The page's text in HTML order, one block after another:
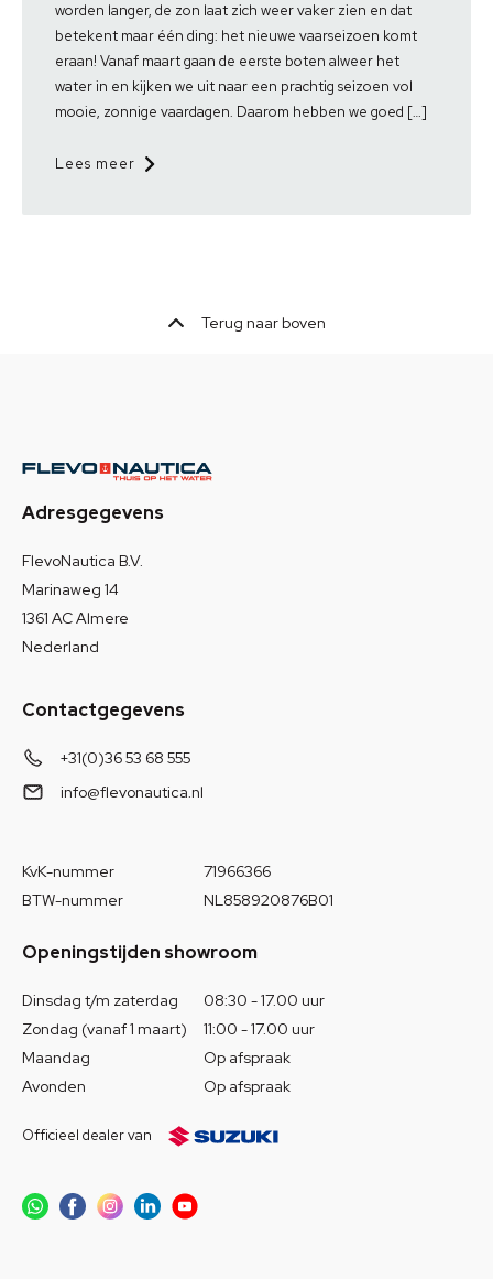
worden langer, de zon laat zich weer vaker zien en dat
betekent maar één ding: het nieuwe vaarseizoen komt
eraan! Vanaf maart gaan de eerste boten alweer het
water in en kijken we uit naar een prachtig seizoen vol
mooie, zonnige vaardagen. Daarom hebben we goed […]
Lees meer
Terug naar boven
Adresgegevens
FlevoNautica B.V.
Marinaweg 14
1361 AC Almere
Nederland
Contactgegevens
+31(0)36 53 68 555
info@flevonautica.nl
KvK-nummer
71966366
BTW-nummer
NL858920876B01
Openingstijden showroom
Dinsdag t/m zaterdag
08:30 - 17.00 uur
Zondag (vanaf 1 maart)
11:00 - 17.00 uur
Maandag
Op afspraak
Avonden
Op afspraak
Officieel dealer van